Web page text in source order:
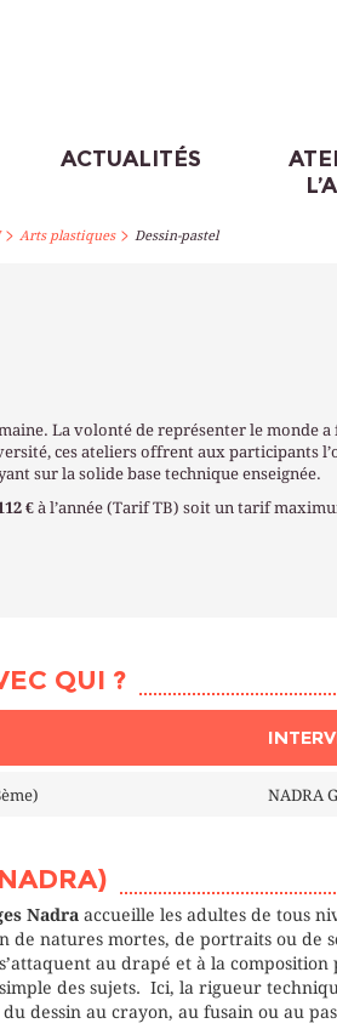
ACTUALITÉS
> Arts plastiques> Dessin-pastel
La volonté de représenter le monde
ces ateliers offrent aux participants
sur la solide base technique enseignée.
€à l’année (Tarif TB) soit un tarif
QUI ?
NADRA
Nadra accueille les adultes de tous
de natures mortes, de portraits ou de
au drapé et à la
des sujets. Ici, la rigueur
dessin au crayon, au fusain ou au